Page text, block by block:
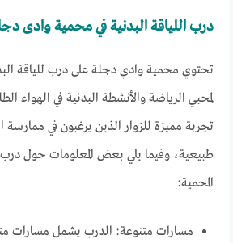
درب اللياقة البدنية في محمية وادى
تحتوي محمية وادي دجلة على درب للياقة
لمحبي الرياضة والأنشطة البدنية في الهواء
تجربة مميزة للزوار الذين يرغبون في ممارسة
طبيعية، وفيما يلي بعض المعلومات حول درب
المحمية:
مسارات متنوعة: الدرب يشمل مسارات